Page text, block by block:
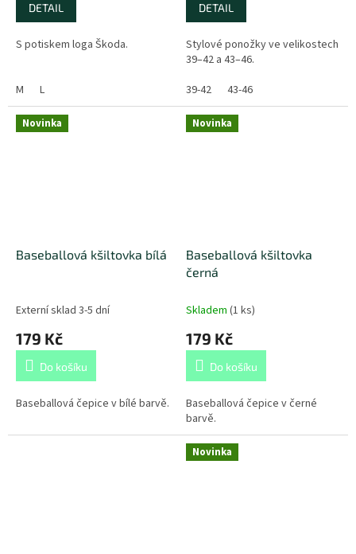
DETAIL
S potiskem loga Škoda.
M L
DETAIL
Stylové ponožky ve velikostech
39–42 a 43–46.
39-42
43-46
Novinka
Baseballová kšiltovka bílá
Externí sklad 3-5 dní
179 Kč
Do košíku
Baseballová čepice v bílé barvě.
Novinka
Baseballová kšiltovka
černá
Skladem (1 ks)
179 Kč
Do košíku
Baseballová čepice v černé
barvě.
Novinka